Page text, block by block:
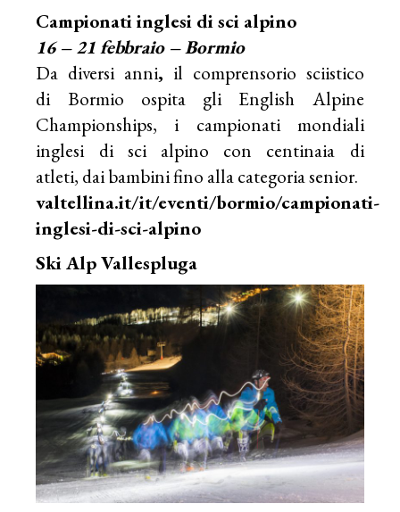
Campionati inglesi di sci alpino
16 – 21 febbraio – Bormio
Da diversi anni, il comprensorio sciistico
di Bormio ospita gli English Alpine
Championships, i campionati mondiali
inglesi di sci alpino con centinaia di
atleti, dai bambini fino alla categoria senior.
valtellina.it/it/eventi/bormio/campionati-
inglesi-di-sci-alpino
Ski Alp Vallespluga